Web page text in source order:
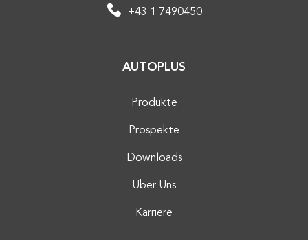
+43 1 7490450
AUTOPLUS
Produkte
Prospekte
Downloads
Über Uns
Karriere